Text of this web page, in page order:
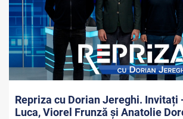
Repriza cu Dorian Jereghi. Invitați
Luca, Viorel Frunză și Anatolie